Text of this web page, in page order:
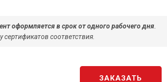
оформляется в срок от одного рабочего дня
соответствия.
ЗАКАЗАТЬ